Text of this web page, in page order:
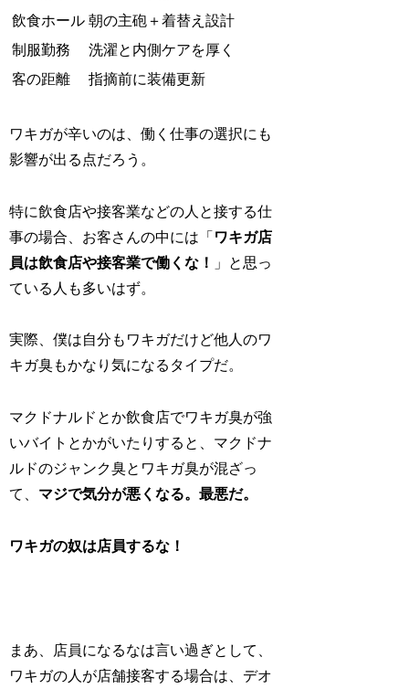
飲食ホール 朝の主砲＋着替え設計
制服勤務
洗濯と内側ケアを厚く
客の距離
指摘前に装備更新
ワキガが辛いのは、働く仕事の選択にも
影響が出る点だろう。
特に飲食店や接客業などの人と接する仕
事の場合、お客さんの中には「 ワキガ店
員は飲食店や接客業で働くな！
」と思っ
ている人も多いはず。
実際、僕は自分もワキガだけど他人のワ
キガ臭もかなり気になるタイプだ。
マクドナルドとか飲食店でワキガ臭が強
いバイトとかがいたりすると、マクドナ
ルドのジャンク臭とワキガ臭が混ざっ
て、 マジで気分が悪くなる。最悪だ。
ワキガの奴は店員するな！
まあ、店員になるなは言い過ぎとして、
ワキガの人が店舗接客する場合は、デオ